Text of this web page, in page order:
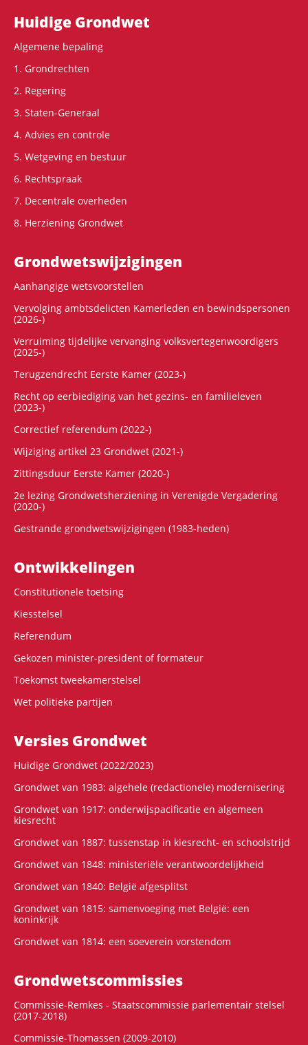
Hoofdnavigatie
Huidige Grondwet
Algemene bepaling
1. Grondrechten
2. Regering
3. Staten-Generaal
4. Advies en controle
5. Wetgeving en bestuur
6. Rechtspraak
7. Decentrale overheden
8. Herziening Grondwet
Grondwets­wijzigingen
Aanhangige wetsvoorstellen
Vervolging ambtsdelicten Kamerleden en bewindspersonen
(2026-)
Verruiming tijdelijke vervanging volksvertegenwoordigers
(2025-)
Terugzendrecht Eerste Kamer (2023-)
Recht op eerbiediging van het gezins- en familieleven
(2023-)
Correctief referendum (2022-)
Wijziging artikel 23 Grondwet (2021-)
Zittingsduur Eerste Kamer (2020-)
2e lezing Grondwetsherziening in Verenigde Vergadering
(2020-)
Gestrande grondwetswijzigingen (1983-heden)
Ontwikke­lingen
Constitutionele toetsing
Kiesstelsel
Referendum
Gekozen minister-president of formateur
Toekomst tweekamerstelsel
Wet politieke partijen
Versies Grondwet
Huidige Grondwet (2022/2023)
Grondwet van 1983: algehele (redactionele) modernisering
Grondwet van 1917: onderwijspacificatie en algemeen
kiesrecht
Grondwet van 1887: tussenstap in kiesrecht- en schoolstrijd
Grondwet van 1848: ministeriële verantwoordelijkheid
Grondwet van 1840: België afgesplitst
Grondwet van 1815: samenvoeging met België: een
koninkrijk
Grondwet van 1814: een soeverein vorstendom
Grondwets­commissies
Commissie-Remkes - Staatscommissie parlementair stelsel
(2017-2018)
Commissie-Thomassen (2009-2010)